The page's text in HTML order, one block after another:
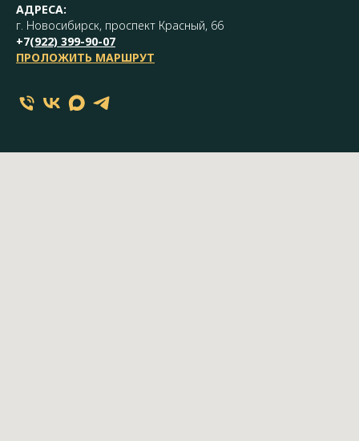
АДРЕСА:
г. Новосибирск, проспект Красный, 66
+7(922) 399-90-07
ПРОЛОЖИТЬ МАРШРУТ